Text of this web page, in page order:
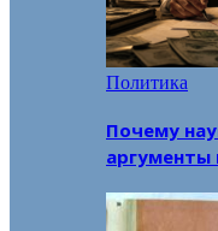
Политика
Почему
аргументы